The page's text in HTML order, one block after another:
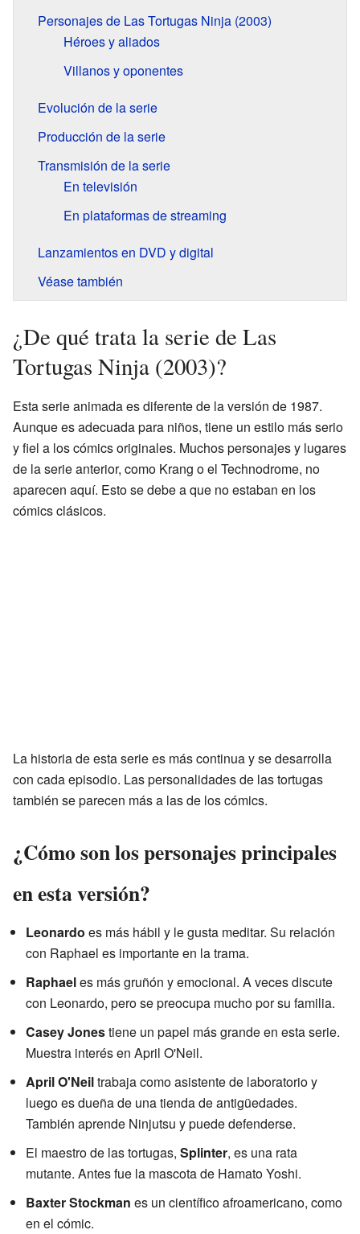
Personajes de Las Tortugas Ninja (2003)
Héroes y aliados
Villanos y oponentes
Evolución de la serie
Producción de la serie
Transmisión de la serie
En televisión
En plataformas de streaming
Lanzamientos en DVD y digital
Véase también
¿De qué trata la serie de Las
Tortugas Ninja (2003)?
Esta serie animada es diferente de la versión de 1987.
Aunque es adecuada para niños, tiene un estilo más serio
y fiel a los cómics originales. Muchos personajes y lugares
de la serie anterior, como Krang o el Technodrome, no
aparecen aquí. Esto se debe a que no estaban en los
cómics clásicos.
La historia de esta serie es más continua y se desarrolla
con cada episodio. Las personalidades de las tortugas
también se parecen más a las de los cómics.
¿Cómo son los personajes principales
en esta versión?
Leonardo es más hábil y le gusta meditar. Su relación
con Raphael es importante en la trama.
Raphaeles más gruñón y emocional. A veces discute
con Leonardo, pero se preocupa mucho por su familia.
Casey Jonestiene un papel más grande en esta serie.
Muestra interés en April O'Neil.
April O'Neiltrabaja como asistente de laboratorio y
luego es dueña de una tienda de antigüedades.
También aprende Ninjutsu y puede defenderse.
El maestro de las tortugas, Splinter, es una rata
mutante. Antes fue la mascota de Hamato Yoshi.
Baxter Stockman es un científico afroamericano, como
en el cómic.